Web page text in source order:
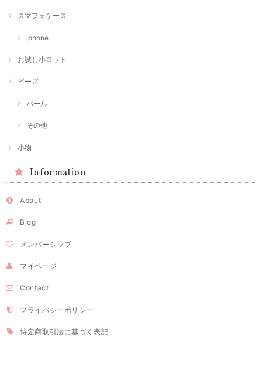
スマフォケース
iphone
お試し小ロット
ビーズ
パール
その他
小物
Information
About
Blog
メンバーシップ
マイページ
Contact
プライバシーポリシー
特定商取引法に基づく表記